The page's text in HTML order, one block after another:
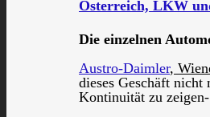
Österreich, LKW
Die einzelnen
Austro-Daimler,
dieses Geschäft
Kontinuität zu